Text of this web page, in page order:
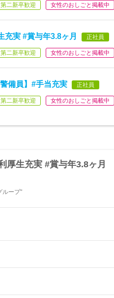
第二新卒歓迎 女性のおしごと掲載中
充実 #賞与年3.8ヶ月 正社員
第二新卒歓迎 女性のおしごと掲載中
備員】#手当充実 正社員
第二新卒歓迎 女性のおしごと掲載中
厚生充実 #賞与年3.8ヶ月
ループ"